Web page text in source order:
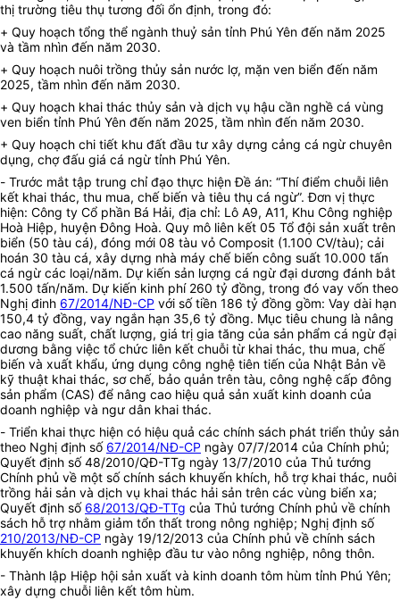
thị trường tiêu thụ tương đối ổn định, trong đó:
+ Quy hoạch tổng thể ngành thuỷ sản tỉnh Phú Yên đến năm 2025
và tầm nhìn đến năm 2030.
+ Quy hoạch nuôi trồng thủy sản nước lợ, mặn ven biển đến năm
2025, tầm nhìn đến năm 2030.
+ Quy hoạch khai thác thủy sản và dịch vụ hậu cần nghề cá vùng
ven biển tỉnh Phú Yên đến năm 2025, tầm nhìn đến năm 2030.
+ Quy hoạch chi tiết khu đất đầu tư xây dựng cảng cá ngừ chuyên
dụng, chợ đấu giá cá ngừ tỉnh Phú Yên.
- Trước mắt tập trung chỉ đạo thực hiện Đề án: “Thí điểm chuỗi liên
kết khai thác, thu mua, chế biến và tiêu thụ cá ngừ”. Đơn vị thực
hiện: Công ty Cổ phần Bá Hải, địa chỉ: Lô A9, A11, Khu Công nghiệp
Hoà Hiệp, huyện Đông Hoà. Quy mô liên kết 05 Tổ đội sản xuất trên
biển (50 tàu cá), đóng mới 08 tàu vỏ Composit (1.100 CV/tàu); cải
hoán 30 tàu cá, xây dựng nhà máy chế biến công suất 10.000 tấn
cá ngừ các loại/năm. Dự kiến sản lượng cá ngừ đại dương đánh bắt
1.500 tấn/năm. Dự kiến kinh phí 260 tỷ đồng, trong đó vay vốn theo
Nghị đinh 67/2014/NĐ-CP với số tiền 186 tỷ đồng gồm: Vay dài hạn
150,4 tỷ đồng, vay ngắn hạn 35,6 tỷ đồng. Mục tiêu chung là nâng
cao năng suất, chất lượng, giá trị gia tăng của sản phẩm cá ngừ đại
dương bằng việc tổ chức liên kết chuỗi từ khai thác, thu mua, chế
biến và xuất khẩu, ứng dụng công nghệ tiên tiến của Nhật Bản về
kỹ thuật khai thác, sơ chế, bảo quản trên tàu, công nghệ cấp đông
sản phẩm (CAS) để nâng cao hiệu quả sản xuất kinh doanh của
doanh nghiệp và ngư dân khai thác.
- Triển khai thực hiện có hiệu quả các chính sách phát triển thủy sản
theo Nghị định số 67/2014/NĐ-CP ngày 07/7/2014 của Chính phủ;
Quyết định số 48/2010/QĐ-TTg ngày 13/7/2010 của Thủ tướng
Chính phủ về một số chính sách khuyến khích, hỗ trợ khai thác, nuôi
trồng hải sản và dịch vụ khai thác hải sản trên các vùng biển xa;
Quyết định số 68/2013/QĐ-TTg của Thủ tướng Chính phủ về chính
sách hỗ trợ nhằm giảm tổn thất trong nông nghiệp; Nghị định số
210/2013/NĐ-CP ngày 19/12/2013 của Chính phủ về chính sách
khuyến khích doanh nghiệp đầu tư vào nông nghiệp, nông thôn.
- Thành lập Hiệp hội sản xuất và kinh doanh tôm hùm tỉnh Phú Yên;
xây dựng chuỗi liên kết tôm hùm.